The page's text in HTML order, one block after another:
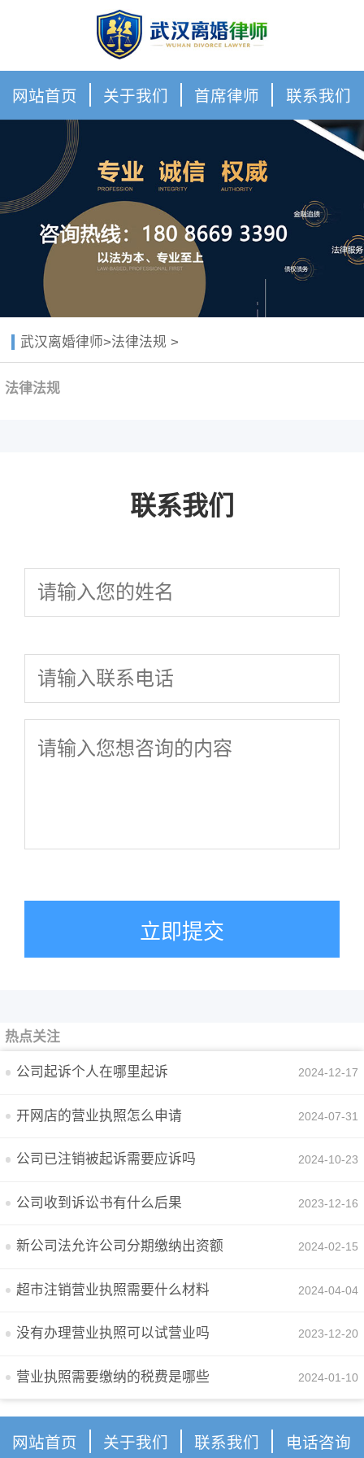
网站首页 关于我们 首席律师 联系我们
武汉离婚律师>法律法规 >
法律法规
联系我们
立即提交
热点关注
公司起诉个人在哪里起诉 2024-12-17
开网店的营业执照怎么申请 2024-07-31
公司已注销被起诉需要应诉吗 2024-10-23
公司收到诉讼书有什么后果 2023-12-16
新公司法允许公司分期缴纳出资额 2024-02-15
超市注销营业执照需要什么材料 2024-04-04
没有办理营业执照可以试营业吗 2023-12-20
营业执照需要缴纳的税费是哪些 2024-01-10
网站首页 关于我们 联系我们 电话咨询